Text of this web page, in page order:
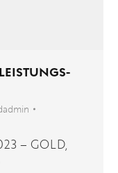
– GOLD,